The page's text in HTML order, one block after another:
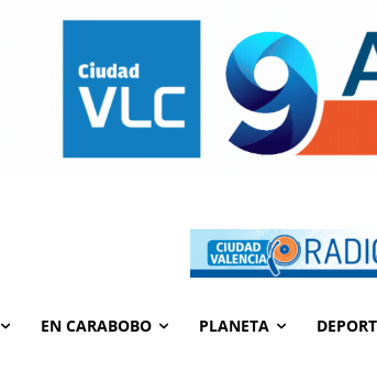
EN CARABOBO PLANETA